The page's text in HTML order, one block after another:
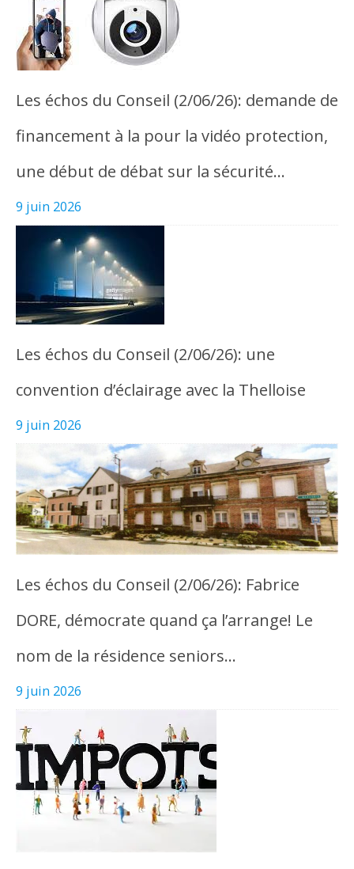
Les échos du Conseil (2/06/26): demande de
financement à la pour la vidéo protection,
une début de débat sur la sécurité…
9 juin 2026
Les échos du Conseil (2/06/26): une
convention d’éclairage avec la Thelloise
9 juin 2026
Les échos du Conseil (2/06/26): Fabrice
DORE, démocrate quand ça l’arrange! Le
nom de la résidence seniors…
9 juin 2026